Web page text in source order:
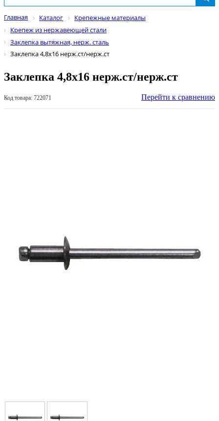
Главная Каталог
Крепежные материалы
Крепеж из нержавеющей стали
Заклепка вытяжная, нерж. сталь
Заклепка 4,8х16 нерж.ст/нерж.ст
Заклепка 4,8х16 нерж.ст/нерж.ст
Код товара: 722071 Перейти к сравнению